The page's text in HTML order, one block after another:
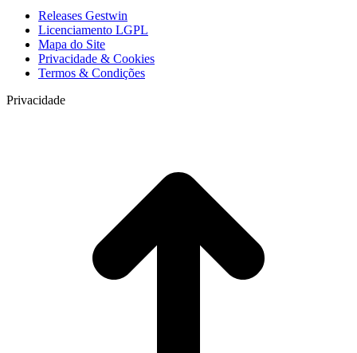
Releases Gestwin
Licenciamento LGPL
Mapa do Site
Privacidade & Cookies
Termos & Condições
Privacidade